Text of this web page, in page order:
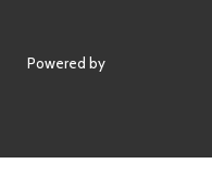
Powered by